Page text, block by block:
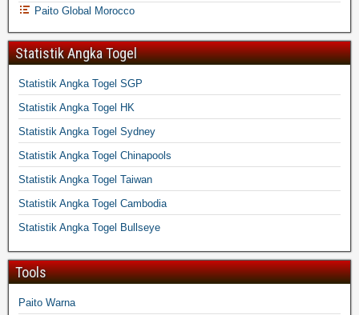
Paito Global Morocco
Statistik Angka Togel
Statistik Angka Togel SGP
Statistik Angka Togel HK
Statistik Angka Togel Sydney
Statistik Angka Togel Chinapools
Statistik Angka Togel Taiwan
Statistik Angka Togel Cambodia
Statistik Angka Togel Bullseye
Tools
Paito Warna